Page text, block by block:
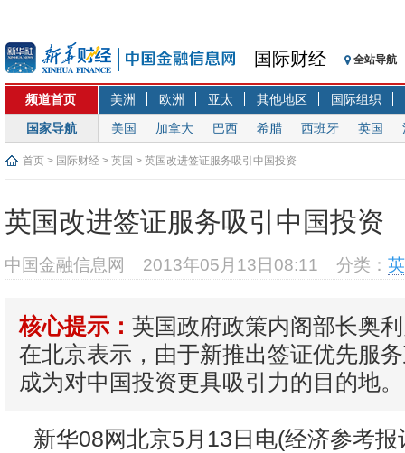
国际财经 全站导航
频道首页 美洲 欧洲 亚太 其他地区
国际组织
国家导航
美国 加拿大 巴西 希腊 西班牙 英国
首页 > 国际财经 > 英国 > 英国改进签证服务吸引中国投资
英国改进签证服务吸引中国投资
中国金融信息网 2013年05月13日08:11 分类：
核心提示： 英国政府政策内阁部长奥
在北京表示，由于新推出签证优先服
成为对中国投资更具吸引力的目的地。
新华08网北京5月13日电(经济参考